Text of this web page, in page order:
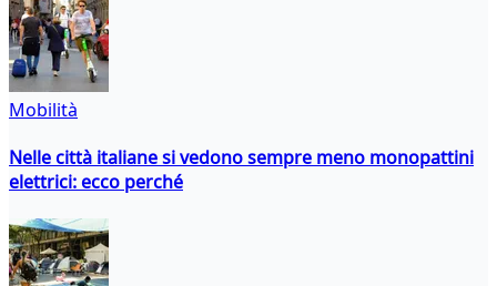
Mobilità
Nelle città italiane si vedono sempre meno monopattini
elettrici: ecco perché